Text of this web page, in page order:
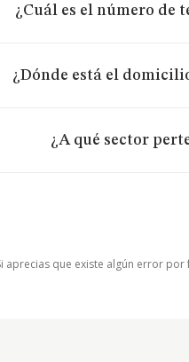
¿Cuál es el número de
¿Dónde está el
¿A qué sector
aprecias que existe algún error